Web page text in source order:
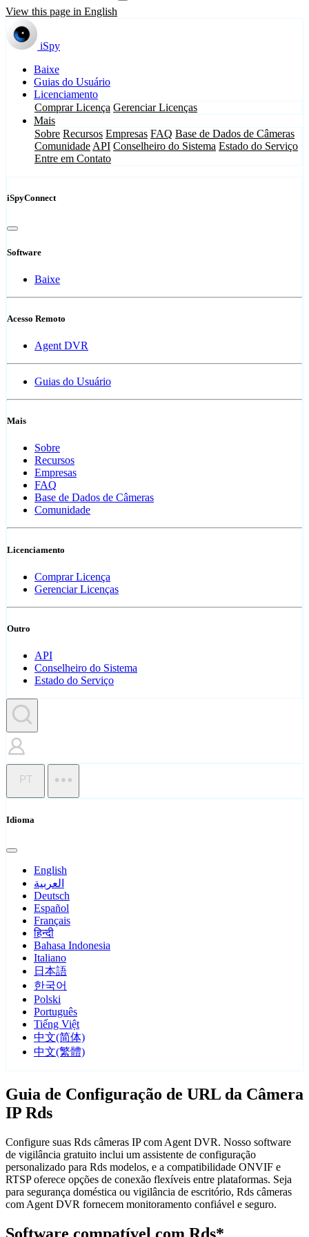
View this page in English
iSpy
Baixe
Guias do Usuário
Licenciamento
Comprar Licença Gerenciar Licenças
Mais
Sobre Recursos Empresas FAQ Base de Dados de Câmeras
Comunidade API Conselheiro do Sistema Estado do Serviço
Entre em Contato
iSpyConnect
Software
Baixe
Acesso Remoto
Agent DVR
Guias do Usuário
Mais
Sobre
Recursos
Empresas
FAQ
Base de Dados de Câmeras
Comunidade
Licenciamento
Comprar Licença
Gerenciar Licenças
Outro
API
Conselheiro do Sistema
Estado do Serviço
PT
Idioma
English
العربية
Deutsch
Español
Français
हिन्दी
Bahasa Indonesia
Italiano
日本語
한국어
Polski
Português
Tiếng Việt
中文(简体)
中文(繁體)
Guia de Configuração de URL da Câmera
IP Rds
Configure suas Rds câmeras IP com Agent DVR. Nosso software
de vigilância gratuito inclui um assistente de configuração
personalizado para Rds modelos, e a compatibilidade ONVIF e
RTSP oferece opções de conexão flexíveis entre plataformas. Seja
para segurança doméstica ou vigilância de escritório, Rds câmeras
com Agent DVR fornecem monitoramento confiável e seguro.